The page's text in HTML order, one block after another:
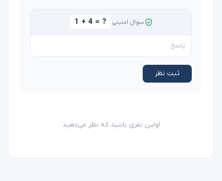
سوال امنیتی 1 + 4 = ?
ثبت نظر
اولین نفری باشید که نظر می‌دهید